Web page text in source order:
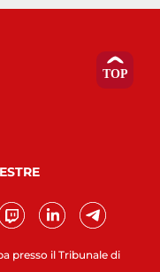
presso il Tribunale di